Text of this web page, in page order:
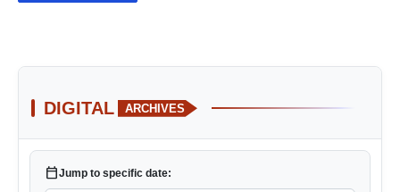
DIGITAL ARCHIVES
calendar_todayJump to specific date: